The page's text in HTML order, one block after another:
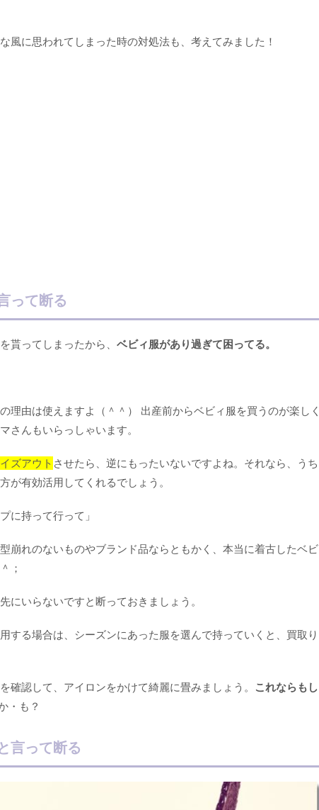
風に思われてしまった時の対処法も、考えてみました！
って断る
貰ってしまったから、 ベビィ服があり過ぎて困ってる。
理由は使えますよ（＾＾） 出産前からベビィ服を買うのが楽しく
さんもいらっしゃいます。
ズアウト させたら、逆にもったいないですよね。それなら、うち
が有効活用してくれるでしょう。
に持って行って」
崩れのないものやブランド品ならともかく、本当に着古したベビ
；
にいらないですと断っておきましょう。
する場合は、シーズンにあった服を選んで持っていくと、買取り
確認して、アイロンをかけて綺麗に畳みましょう。 これならもし
・も？
言って断る